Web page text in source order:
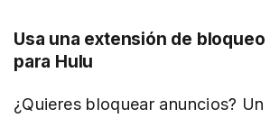
Usa una extensión de
para Hulu
¿Quieres bloquear anuncios?